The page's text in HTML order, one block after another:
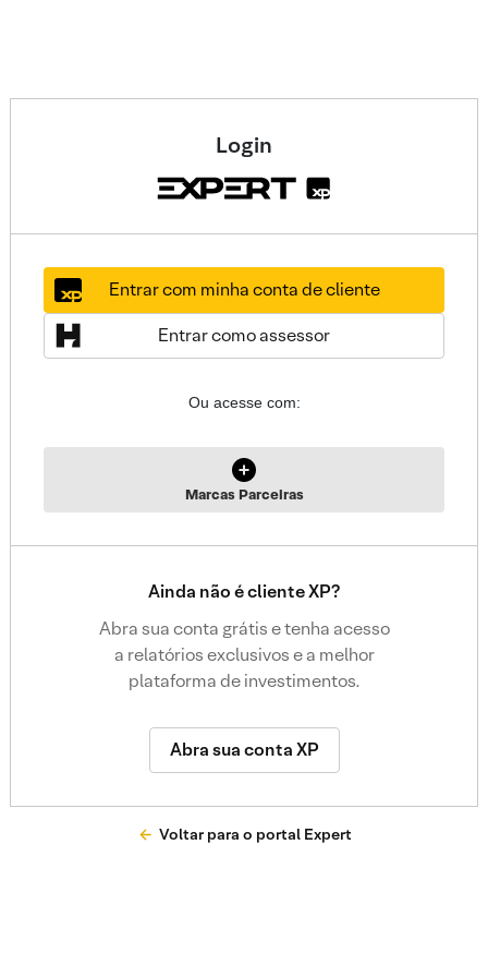
Login
Entrar com minha conta de cliente
Entrar como assessor
Ou acesse com:
Marcas Parceiras
Ainda não é cliente XP?
Abra sua conta grátis e tenha acesso
a relatórios exclusivos e a melhor
plataforma de investimentos.
Abra sua conta XP
Voltar para o portal Expert